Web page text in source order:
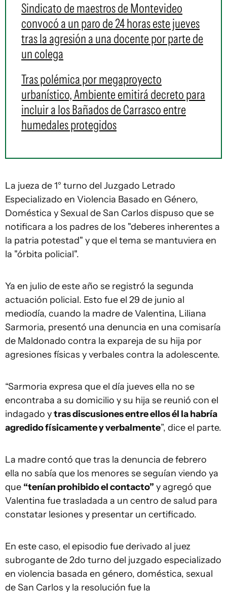
Sindicato de maestros de Montevideo
convocó a un paro de 24 horas este jueves
tras la agresión a una docente por parte de
un colega
Tras polémica por megaproyecto
urbanístico, Ambiente emitirá decreto para
incluir a los Bañados de Carrasco entre
humedales protegidos
La jueza de 1° turno del Juzgado Letrado
Especializado en Violencia Basado en Género,
Doméstica y Sexual de San Carlos dispuso que se
notificara a los padres de los "deberes inherentes a
la patria potestad" y que el tema se mantuviera en
la "órbita policial".
Ya en julio de este año se registró la segunda
actuación policial. Esto fue el 29 de junio al
mediodía, cuando la madre de Valentina, Liliana
Sarmoria, presentó una denuncia en una comisaría
de Maldonado contra la expareja de su hija por
agresiones físicas y verbales contra la adolescente.
“Sarmoria expresa que el día jueves ella no se
encontraba a su domicilio y su hija se reunió con el
indagado ytras discusiones entre ellos él la habría
agredido físicamente y verbalmente”, dice el parte.
La madre contó que tras la denuncia de febrero
ella no sabía que los menores se seguían viendo ya
que “tenían prohibido el contacto” y agregó que
Valentina fue trasladada a un centro de salud para
constatar lesiones y presentar un certificado.
En este caso, el episodio fue derivado al juez
subrogante de 2do turno del juzgado especializado
en violencia basada en género, doméstica, sexual
de San Carlos y la resolución fue la